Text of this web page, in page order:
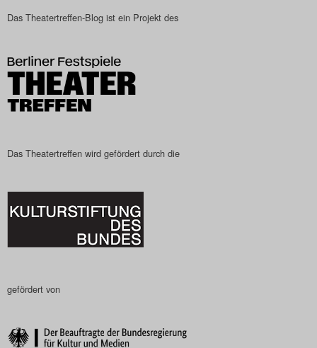
Das Theatertreffen-Blog
Das Theatertreffen-Blog
Das Theatertreffen-Blog
Das Theatertreffen-Blog
Archiv
Das Theatertreffen-Blog ist ein Projekt des
Das Theatertreffen wird gefördert durch die
gefördert von